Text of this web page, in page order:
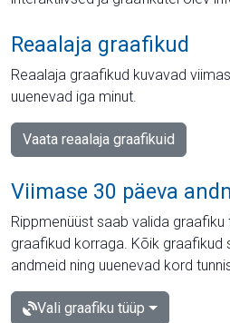
Reaalaja graafikud
Reaalaja graafikud kuvavad
uuenevad iga minut.
Vaata reaalaja graafikuid
Viimase 30 päeva
Rippmenüüst saab valida
graafikud korraga. Kõik graafikud
andmeid ning uuenevad kord
Vali graafiku tüüp